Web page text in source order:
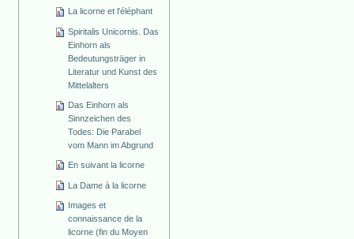
La licorne et l'éléphant
Spiritalis Unicornis. Das
Einhorn als
Bedeutungsträger in
Literatur und Kunst des
Mittelalters
Das Einhorn als
Sinnzeichen des
Todes: Die Parabel
vom Mann im Abgrund
En suivant la licorne
La Dame à la licorne
Images et
connaissance de la
licorne (fin du Moyen